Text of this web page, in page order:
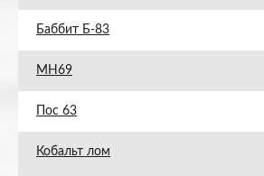
Баббит Б-83
МН69
Пос 63
Кобальт лом